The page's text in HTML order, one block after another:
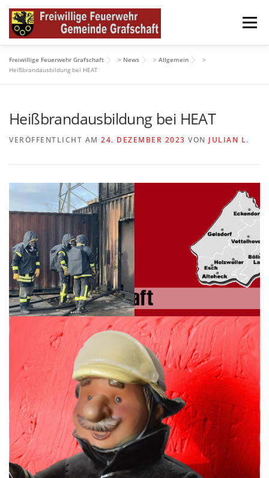
Inhalt
springen
Menü
HOME NEWS
DATENSCHUTZERKLÄRUNG IMPRESSUM
Freiwillige Feuerwehr Grafschaft > News > Allgemein
>
Heißbrandausbildung bei HEAT
Heißbrandausbildung bei HEAT
VERÖFFENTLICHT AM 24. DEZEMBER 2023 VON JULIAN L.